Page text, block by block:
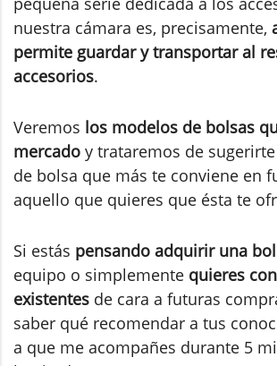
nuestra cámara es, precisamente,
permite guardar y transportar al
accesorios.
Veremos los modelos de bolsas
mercado y trataremos de
de bolsa que más te conviene en
aquello que quieres que ésta te
Si estás pensando adquirir una
equipo o simplemente quieres
existentes de cara a futuras
saber qué recomendar a tus
a que me acompañes durante 5